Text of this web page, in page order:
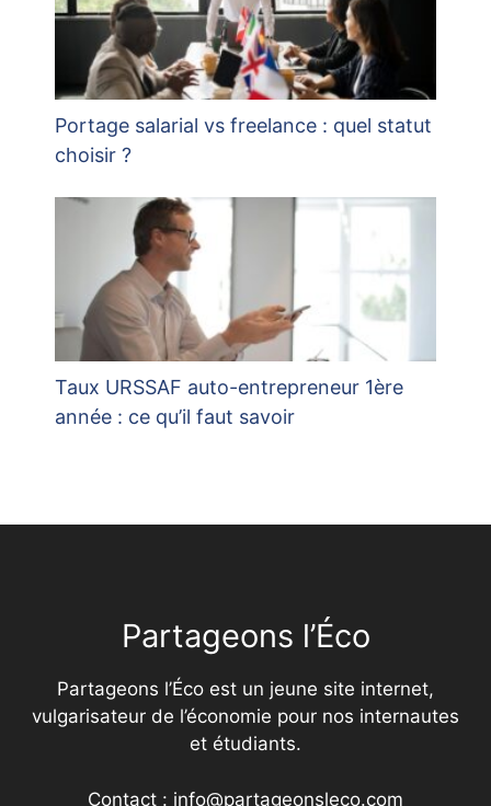
Portage salarial vs freelance : quel statut
choisir ?
Taux URSSAF auto-entrepreneur 1ère
année : ce qu’il faut savoir
Partageons l’Éco
Partageons l’Éco est un jeune site internet,
vulgarisateur de l’économie pour nos internautes
et étudiants.
Contact : info@partageonsleco.com